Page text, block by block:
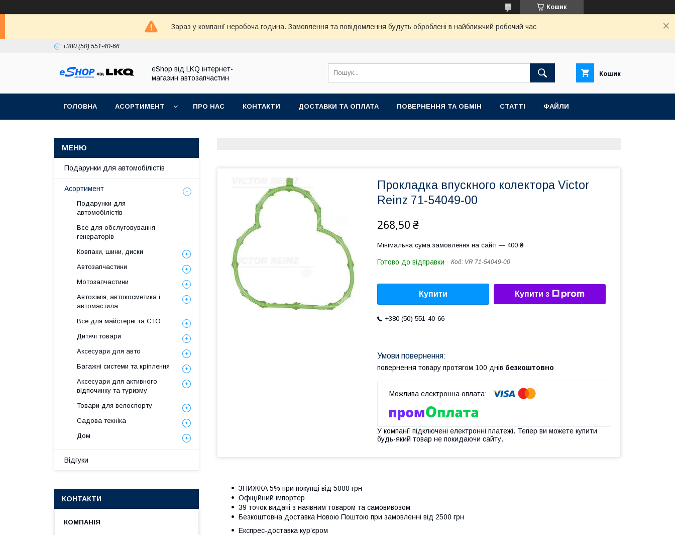
Кошик
Зараз у компанії неробоча година. Замовлення та повідомлення будуть оброблені в найближчий робочий час
+380 (50) 551-40-66
eShop від LKQ інтернет-
магазин автозапчастин
Кошик
ГОЛОВНА АСОРТИМЕНТ ПРО НАС КОНТАКТИ ДОСТАВКИ ТА ОПЛАТА ПОВЕРНЕННЯ ТА ОБМІН СТАТТІ ФАЙЛИ
Прокладка впускного колектора Victor
Reinz 71-54049-00
268,50 ₴
Мінімальна сума замовлення на сайті — 400 ₴
Готово до відправки Код: VR 71-54049-00
Купити Купити з
+380 (50) 551-40-66
повернення товару протягом 100 днів безкоштовно
У компанії підключені електронні платежі. Тепер ви можете купити
будь-який товар не покидаючи сайту.
ЗНИЖКА 5% при покупці від 5000 грн
Офіційний імпортер
39 точок видачі з наявним товаром та самовивозом
Безкоштовна доставка Новою Поштою при замовленні від 2500 грн
Експрес-доставка кур’єром
Подарунки для автомобілістів
Асортимент
Подарунки для
автомобілістів
Все для обслуговування
генераторів
Ковпаки, шини, диски
Автозапчастини
Мотозапчастини
Автохімія, автокосметика і
автомастила
Все для майстерні та СТО
Дитячі товари
Аксесуари для авто
Багажні системи та кріплення
Аксесуари для активного
відпочинку та туризму
Товари для велоспорту
Садова техніка
Дом
Відгуки
КОНТАКТИ